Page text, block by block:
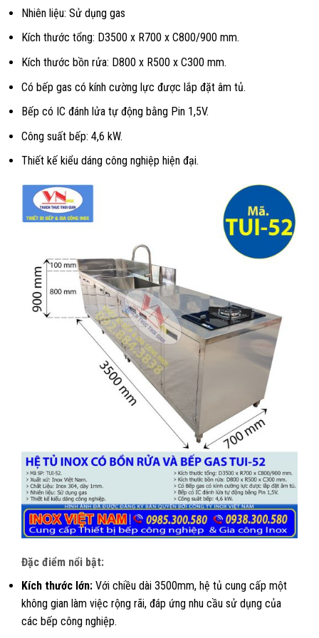
Nhiên liệu: Sử dụng gas
Kích thước tổng: D3500 x R700 x C800/900 mm.
Kích thước bồn rửa: D800 x R500 x C300 mm.
Có bếp gas có kính cường lực được lắp đặt âm tủ.
Bếp có IC đánh lửa tự động bằng Pin 1,5V.
Công suất bếp: 4,6 kW.
Thiết kế kiểu dáng công nghiệp hiện đại.
Đặc điểm nổi bật:
Kích thước lớn: Với chiều dài 3500mm, hệ tủ cung cấp một
không gian làm việc rộng rãi, đáp ứng nhu cầu sử dụng của
các bếp công nghiệp.